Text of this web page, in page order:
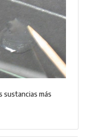
sustancias más